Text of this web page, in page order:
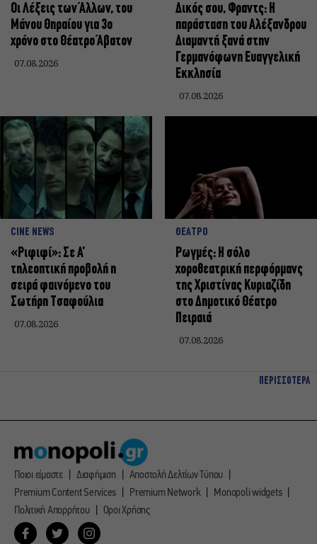
Οι Λέξεις των Άλλων, του
Μάνου Θηραίου για 3ο
χρόνο στο Θέατρο Άβατον
07.08.2026
Δικός σου, Φραντς: Η
παράσταση του Αλέξανδρου
Διαμαντή ξανά στην
Γερμανόφωνη Ευαγγελική
Εκκλησία
07.08.2026
CINE NEWS
«Ριφιφί»: Σε Α’
τηλεοπτική προβολή η
σειρά φαινόμενο του
Σωτήρη Τσαφούλια
07.08.2026
ΘΕΑΤΡΟ
Ρωγμές: Η σόλο
χοροθεατρική περφόρμανς
της Χριστίνας Κυριαζίδη
στο Δημοτικό Θέατρο
Πειραιά
07.08.2026
ΠΕΡΙΣΣΟΤΕΡΑ
Ποιοι είμαστε Διαφήμιση
Αποστολή Δελτίων Τύπου
Premium Content Services
Premium Network
Monopoli widgets
Πολιτική Απορρήτου
Οροι Χρήσης